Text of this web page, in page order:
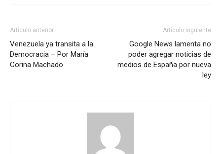
Artículo anterior
Venezuela ya transita a la
Democracia – Por María
Corina Machado
Artículo siguiente
Google News lamenta no
poder agregar noticias de
medios de España por nueva
ley